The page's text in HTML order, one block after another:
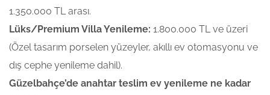
1.350.000 TL arası.
Lüks/Premium Villa Yenileme: 1.800.000 TL ve üzeri
(Özel tasarım porselen yüzeyler, akıllı ev otomasyonu ve
dış cephe yenileme dahil).
Güzelbahçe’de anahtar teslim ev yenileme ne kadar